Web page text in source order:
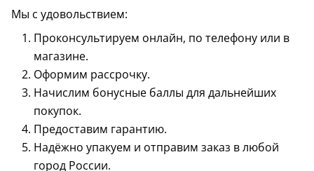
Мы с удовольствием:
Проконсультируем онлайн, по телефону или в
магазине.
Оформим рассрочку.
Начислим бонусные баллы для дальнейших
покупок.
Предоставим гарантию.
Надёжно упакуем и отправим заказ в любой
город России.